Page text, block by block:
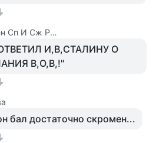
Вадим Козлов-Член Сп И Сж России.будут Вопросы -Звоните 8 926 571 18 95
И,В,СТАЛИНУ О
В,О,В,!"
бал достаточно скромен...